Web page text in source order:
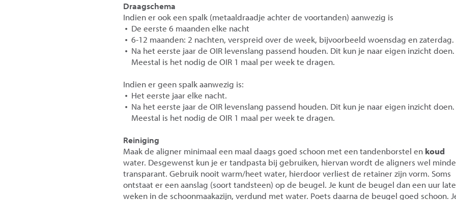
Draagschema
Indien er ook een spalk (metaaldraadje achter de voortanden) aanwezig is
De eerste 6 maanden elke nacht
6-12 maanden: 2 nachten, verspreid over de week, bijvoorbeeld woensdag en zaterdag.
Na het eerste jaar de OIR levenslang passend houden. Dit kun je naar eigen inzicht doen.
Meestal is het nodig de OIR 1 maal per week te dragen.
Indien er geen spalk aanwezig is:
Het eerste jaar elke nacht.
Na het eerste jaar de OIR levenslang passend houden. Dit kun je naar eigen inzicht doen.
Meestal is het nodig de OIR 1 maal per week te dragen.
Reiniging
Maak de aligner minimaal een maal daags goed schoon met een tandenborstel en koud
water. Desgewenst kun je er tandpasta bij gebruiken, hiervan wordt de aligners wel
transparant. Gebruik nooit warm/heet water, hierdoor verliest de retainer zijn vorm. Soms
ontstaat er een aanslag (soort tandsteen) op de beugel. Je kunt de beugel dan een uur
weken in de schoonmaakazijn, verdund met water. Poets daarna de beugel goed schoon.